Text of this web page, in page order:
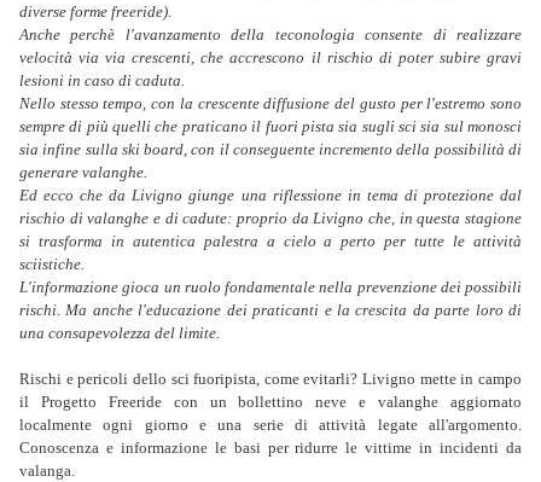
diverse forme freeride).
Anche perchè l'avanzamento della teconologia consente di realizzare
velocità via via crescenti, che accrescono il rischio di poter subire gravi
lesioni in caso di caduta.
Nello stesso tempo, con la crescente diffusione del gusto per l'estremo sono
sempre di più quelli che praticano il fuori pista sia sugli sci sia sul monosci
sia infine sulla ski board, con il conseguente incremento della possibilità di
generare valanghe.
Ed ecco che da Livigno giunge una riflessione in tema di protezione dal
rischio di valanghe e di cadute: proprio da Livigno che, in questa stagione
si trasforma in autentica palestra a cielo a perto per tutte le attività
sciistiche.
L'informazione gioca un ruolo fondamentale nella prevenzione dei possibili
rischi. Ma anche l'educazione dei praticanti e la crescita da parte loro di
una consapevolezza del limite.
Rischi e pericoli dello sci fuoripista, come evitarli? Livigno mette in campo
il Progetto Freeride con un bollettino neve e valanghe aggiornato
localmente ogni giorno e una serie di attività legate all'argomento.
Conoscenza e informazione le basi per ridurre le vittime in incidenti da
valanga.